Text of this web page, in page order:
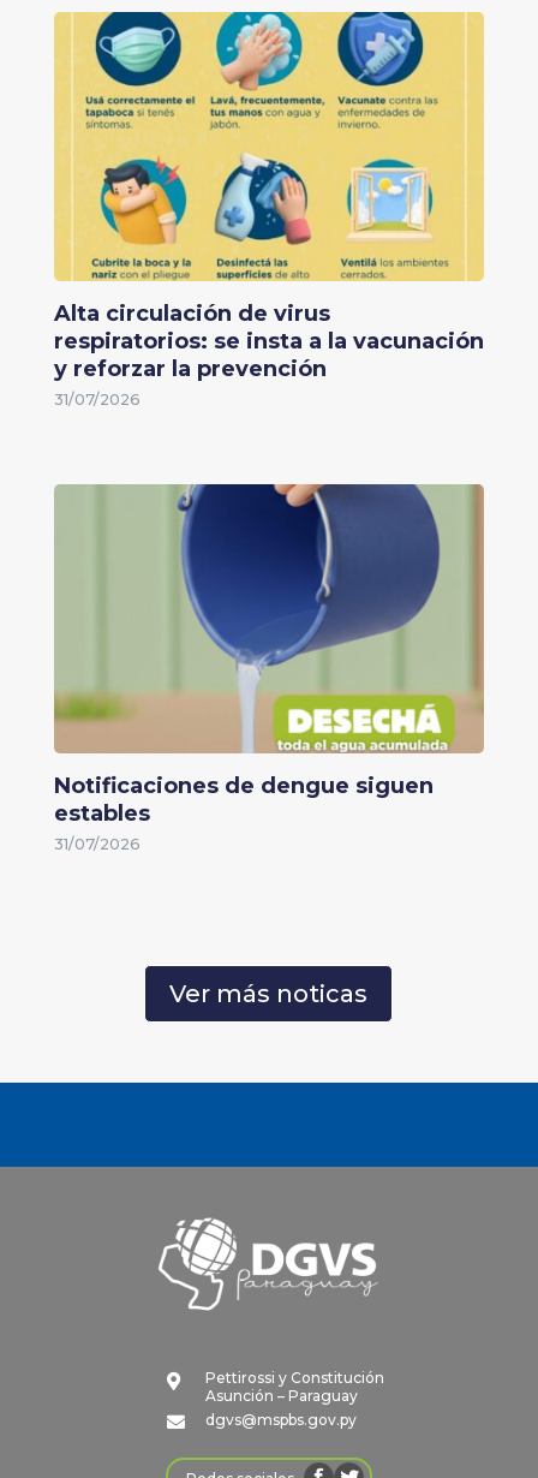
Alta circulación de virus
respiratorios: se insta a la vacunación
y reforzar la prevención
31/07/2026
Notificaciones de dengue siguen
estables
31/07/2026
Ver más noticas

Pettirossi y Constitución
Asunción – Paraguay

dgvs@mspbs.gov.py